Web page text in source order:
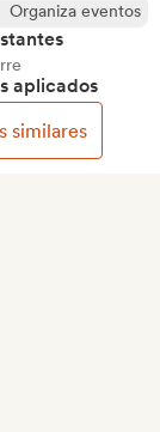
Organiza eventos
aplicados
similares